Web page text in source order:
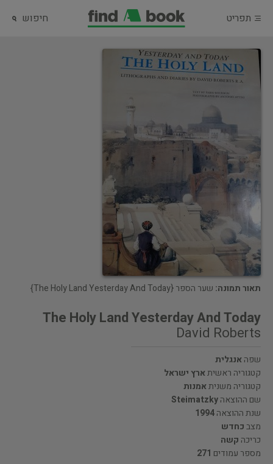
תפריט חיפוש
תאור תמונה: שער הספר {The Holy Land Yesterday And Today}
The Holy Land Yesterday And Today
David Roberts
שפהאנגלית
קטגוריה ראשיתארץ ישראל
קטגוריה משניתאמנות
שם ההוצאהSteimatzky
שנת ההוצאה1994
מצבכחדש
כריכה קשה
מספר עמודים 271